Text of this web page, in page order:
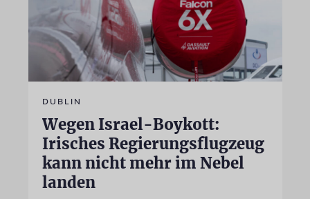
DUBLIN
Wegen Israel-Boykott:
Irisches Regierungsflugzeug
kann nicht mehr im Nebel
landen